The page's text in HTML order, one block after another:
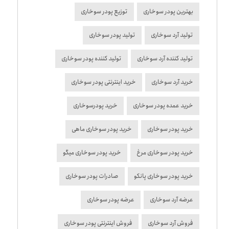
بهترین پودر سوخاری توزیع پودر سوخاری
تولید آرد سوخاری تولید پودر سوخاری
تولید کننده آرد سوخاری تولید کننده پودر سوخاری
خرید آرد سوخاری خرید اینترنتی پودر سوخاری
خرید عمده پودر سوخاری خرید پودرسوخاری
خرید پودر سوخاری خرید پودر سوخاری ماهی
خرید پودر سوخاری مرغ خرید پودر سوخاری میگو
خرید پودر سوخاری پانکو صادرات پودر سوخاری
عرضه آرد سوخاری عرضه پودر سوخاری
فروش آرد سوخاری فروش اینترنتی پودر سوخاری